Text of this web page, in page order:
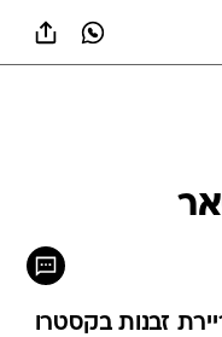
זבנות בקסטרו